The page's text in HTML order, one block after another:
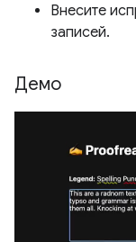
Внесите
записей.
Демо